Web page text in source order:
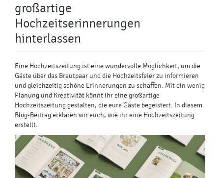
großartige
Hochzeitserinnerungen
hinterlassen
Eine Hochzeitszeitung ist eine wundervolle Möglichkeit, um die
Gäste über das Brautpaar und die Hochzeitsfeier zu informieren
und gleichzeitig schöne Erinnerungen zu schaffen. Mit ein wenig
Planung und Kreativität könnt ihr eine großartige
Hochzeitszeitung gestalten, die eure Gäste begeistert. In diesem
Blog-Beitrag erklären wir euch, wie ihr eine Hochzeitszeitung
erstellt.